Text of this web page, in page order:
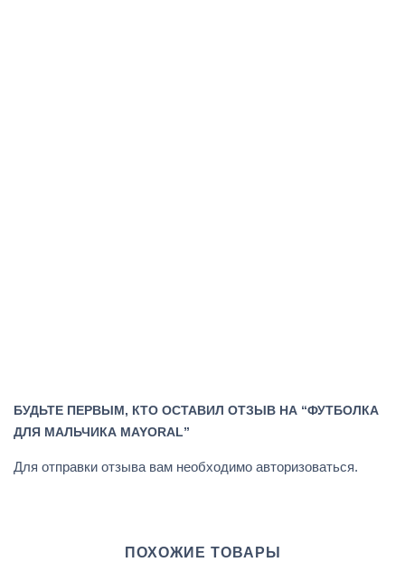
БУДЬТЕ ПЕРВЫМ, КТО ОСТАВИЛ ОТЗЫВ НА “ФУТБОЛКА
ДЛЯ МАЛЬЧИКА MAYORAL”
Для отправки отзыва вам необходимо авторизоваться.
ПОХОЖИЕ ТОВАРЫ